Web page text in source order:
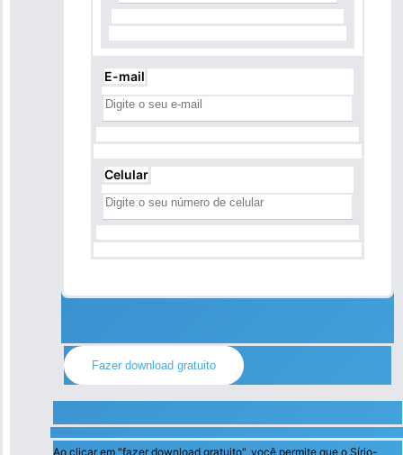
E-mail
Celular
Ao clicar em "fazer download gratuito", você permite que o Sírio-